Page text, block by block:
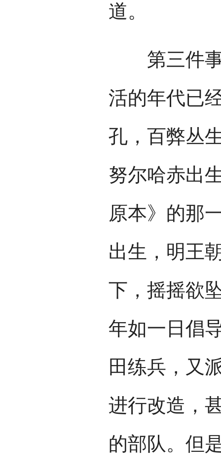
道。
第三件事
活的年代已
孔，百弊丛
努尔哈赤出
原本》的那
出生，明王
下，摇摇欲
年如一日倡
田练兵，又
进行改造，
的部队。但